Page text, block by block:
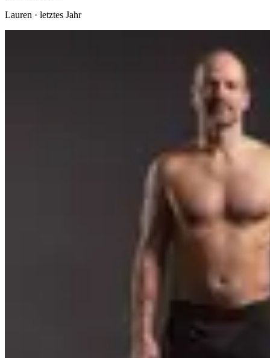
Lauren · letztes Jahr